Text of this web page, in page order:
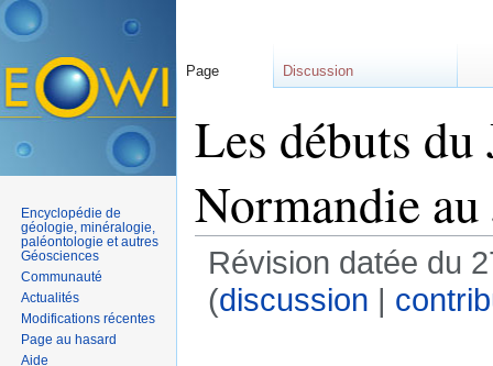
Les débuts du
Normandie au
Révision datée du
(discussion |
Page Discussion
Encyclopédie de
géologie, minéralogie,
paléontologie et autres
Géosciences
Communauté
Actualités
Modifications récentes
Page au hasard
Aide